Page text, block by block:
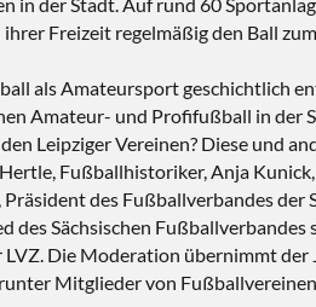
Freizeit regelmäßig den Ball
als Amateursport geschichtlich
Amateur- und Profifußball in der
Leipziger Vereinen? Diese und
Fußballhistoriker, Anja
des Fußballverbandes der
des Sächsischen Fußballverbandes
Die Moderation übernimmt der
Mitglieder von